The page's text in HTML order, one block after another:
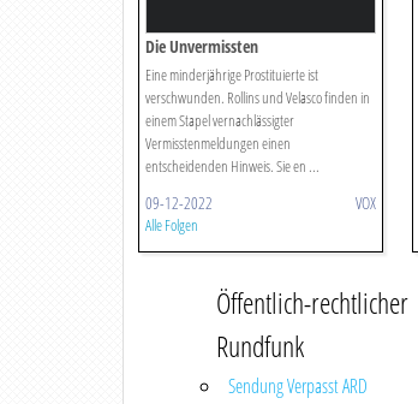
Die Unvermissten
Eine minderjährige Prostituierte ist
verschwunden. Rollins und Velasco finden in
einem Stapel vernachlässigter
Vermisstenmeldungen einen
entscheidenden Hinweis. Sie en ...
09-12-2022 VOX
Alle Folgen
Öffentlich-rechtlicher
Rundfunk
Sendung Verpasst ARD